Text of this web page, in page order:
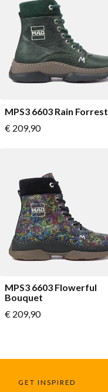
MPS3 6603 Rain Forrest
Vanaf
€ 209,90
MPS3 6603 Flowerful
Bouquet
Vanaf
€ 209,90
GET INSPIRED